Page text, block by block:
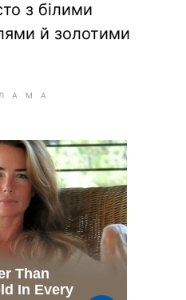
з білими
й золотими